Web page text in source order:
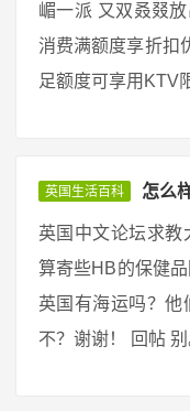
嵋一派 又双叒叕
消费满额度享折扣
足额度可享用KTV
英国生活百科 怎么
英国中文论坛求教
算寄些HB的保健
英国有海运吗？他
不？谢谢！ 回帖